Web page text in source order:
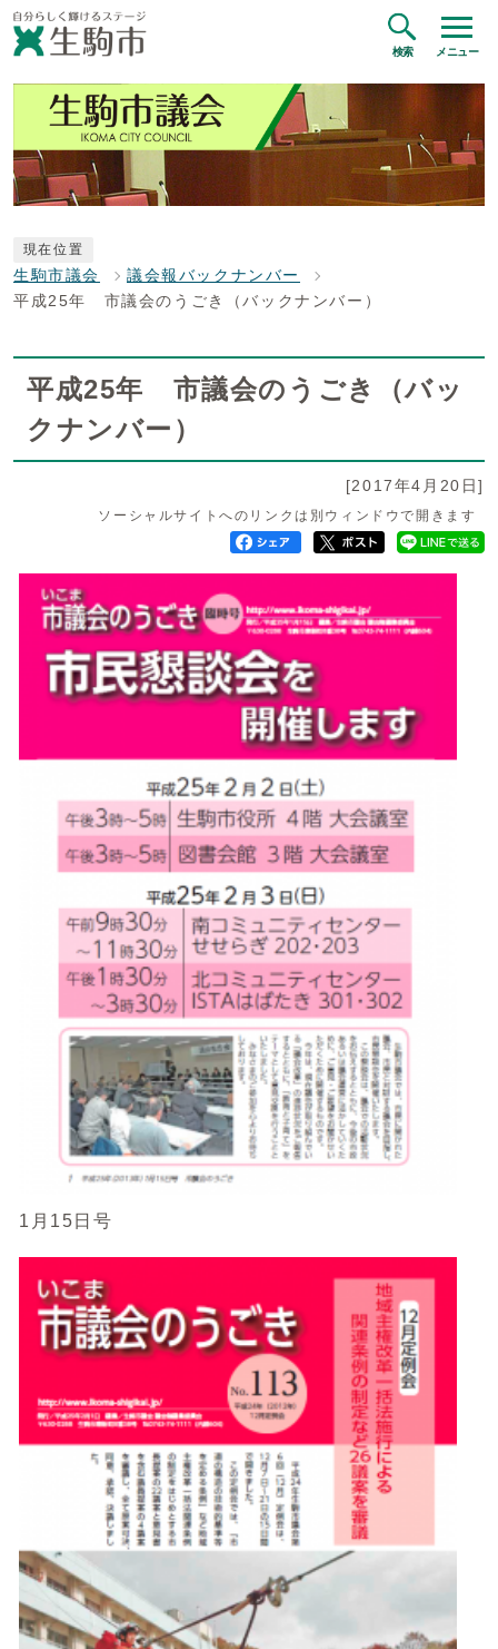
検索 メニュー
現在位置
生駒市議会
議会報バックナンバー
平成25年 市議会のうごき（バックナンバー）
平成25年 市議会のうごき（バッ
クナンバー）
[2017年4月20日]
ソーシャルサイトへのリンクは別ウィンドウで開きます
1月15日号